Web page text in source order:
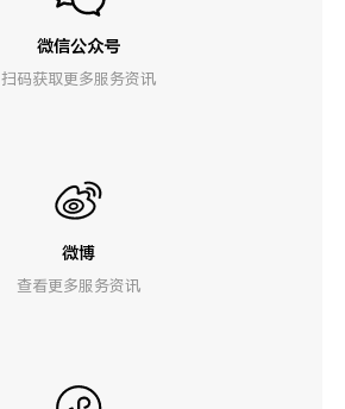
微信公众号
扫码获取更多服务资讯
微博
查看更多服务资讯